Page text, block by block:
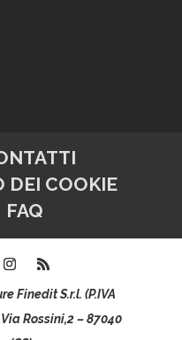
DEI COOKIE
FAQ
Finedit S.r.l. (P.IVA
Rossini,2 – 87040